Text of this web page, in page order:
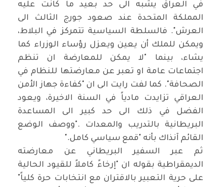
في العراق يشبه الى حد بعيد ما كانت عليه
المملكة المتحدة عند صعود جورج الثالث الى
العرش". فالسلطة السياسية تتمركز في البلاط،
ويمكن للملك أن يعين ويعزل رؤساء الوزراء كما
يشاء، بينما "لا يمكن للمعارضة ان تنظم
اجتماعات عامة او تعبر عن معارضتها للنظام في
الصحافة". كما لفت رايت الى ان "كفاءة جهاز الأمن
العراقي تزايدت مادياً في السنة الاخيرة، ويعود
الفضل في ذلك الى حد كبير الى المساعدة
البريطانية بالتدريب والمعدات
".ووصف الوضع
القائم آنذاك بأنه "قمع سياسي كامل".
ثم عبر السفير البريطاني عن معارضته
الديمقراطية بقوله ان "إرخاءً كاملاً للقيود الحالية
على حرية التعبير بالاقتران مع انتخابات حرة كلياً"